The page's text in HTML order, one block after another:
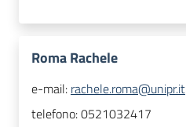
Roma Rachele
e-mail: rachele.roma@unipr.it
telefono:0521032417